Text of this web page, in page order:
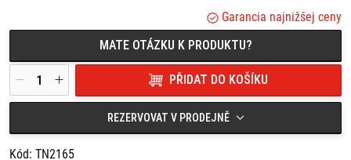
Garancia najnižšej ceny
MATE OTÁZKU K PRODUKTU?
PŘIDAT DO KOŠÍKU
REZERVOVAT V PRODEJNĚ
Kód: TN2165